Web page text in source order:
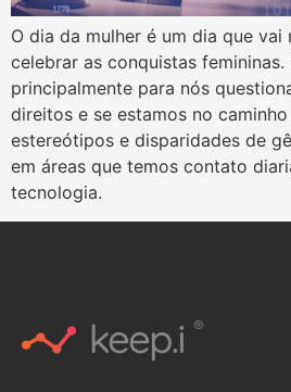
O dia da mulher é um dia que vai
celebrar as conquistas femininas.
principalmente para nós
direitos e se estamos no
estereótipos e disparidades de
em áreas que temos contato
tecnologia.